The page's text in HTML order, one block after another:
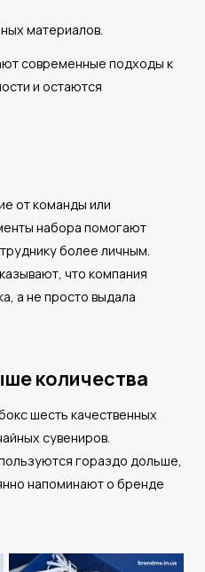
материалов.
современные подходы к
и остаются
от команды или
набора помогают
более личным.
что компания
а не просто выдала
количества
шесть качественных
сувениров.
гораздо дольше,
напоминают о бренде